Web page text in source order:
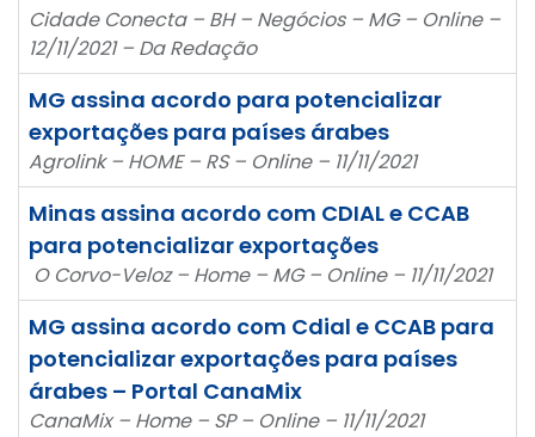
Cidade Conecta – BH – Negócios – MG – Online –
12/11/2021 – Da Redação
MG assina acordo para potencializar
exportações para países árabes
Agrolink – HOME – RS – Online – 11/11/2021
Minas assina acordo com CDIAL e CCAB
para potencializar exportações
O Corvo-Veloz – Home – MG – Online – 11/11/2021
MG assina acordo com Cdial e CCAB para
potencializar exportações para países
árabes – Portal CanaMix
CanaMix – Home – SP – Online – 11/11/2021